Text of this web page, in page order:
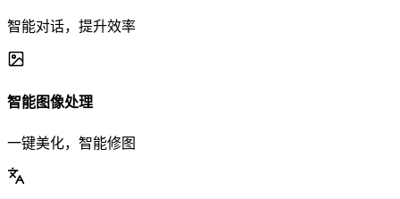
智能对话，提升效率
智能图像处理
一键美化，智能修图